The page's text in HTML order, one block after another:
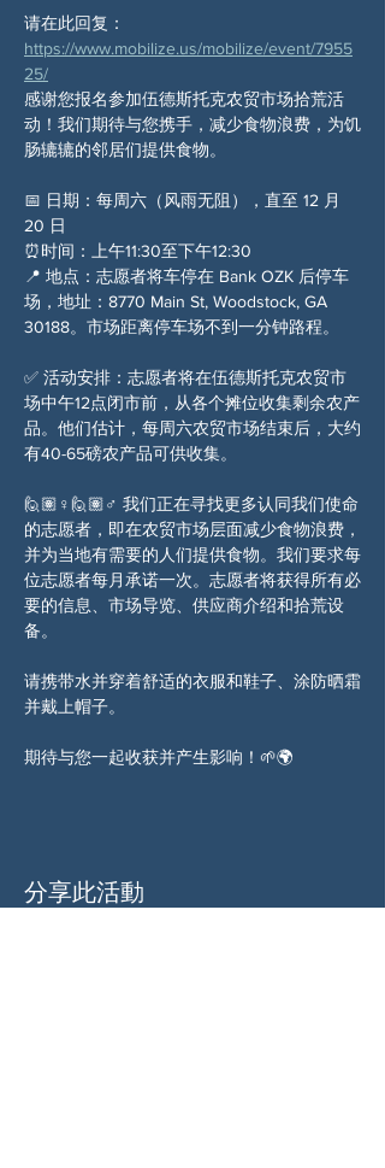
请在此回复：
https://www.mobilize.us/mobilize/event/7955
25/
感谢您报名参加伍德斯托克农贸市场拾荒活
动！我们期待与您携手，减少食物浪费，为饥
肠辘辘的邻居们提供食物。
📅 日期：每周六（风雨无阻），直至 12 月
20 日
⏰时间：上午11:30至下午12:30
📍 地点：志愿者将车停在 Bank OZK 后停车
场，地址：8770 Main St, Woodstock, GA
30188。市场距离停车场不到一分钟路程。
✅ 活动安排：志愿者将在伍德斯托克农贸市
场中午12点闭市前，从各个摊位收集剩余农产
品。他们估计，每周六农贸市场结束后，大约
有40-65磅农产品可供收集。
🙋🏽♀️🙋🏽♂️ 我们正在寻找更多认同我们使命
的志愿者，即在农贸市场层面减少食物浪费，
并为当地有需要的人们提供食物。我们要求每
位志愿者每月承诺一次。志愿者将获得所有必
要的信息、市场导览、供应商介绍和拾荒设
备。
请携带水并穿着舒适的衣服和鞋子、涂防晒霜
并戴上帽子。
期待与您一起收获并产生影响！🌱🌍
分享此活動